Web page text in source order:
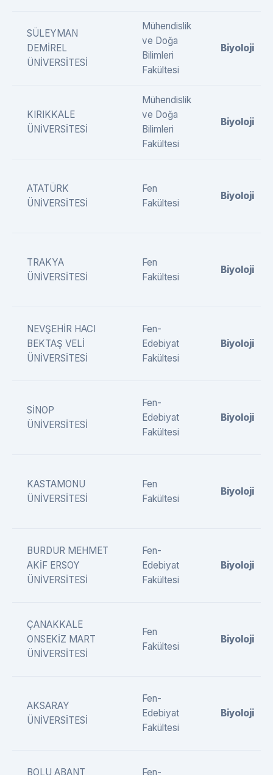
SÜLEYMAN
DEMİREL
ÜNİVERSİTESİ
Mühendislik
ve Doğa
Bilimleri
Fakültesi
Biyoloji
KIRIKKALE
ÜNİVERSİTESİ
Mühendislik
ve Doğa
Bilimleri
Fakültesi
Biyoloji
ATATÜRK
ÜNİVERSİTESİ
Fen
Fakültesi
Biyoloji
TRAKYA
ÜNİVERSİTESİ
Fen
Fakültesi
Biyoloji
NEVŞEHİR HACI
BEKTAŞ VELİ
ÜNİVERSİTESİ
Fen-
Edebiyat
Fakültesi
Biyoloji
SİNOP
ÜNİVERSİTESİ
Fen-
Edebiyat
Fakültesi
Biyoloji
KASTAMONU
ÜNİVERSİTESİ
Fen
Fakültesi
Biyoloji
BURDUR MEHMET
AKİF ERSOY
ÜNİVERSİTESİ
Fen-
Edebiyat
Fakültesi
Biyoloji
ÇANAKKALE
ONSEKİZ MART
ÜNİVERSİTESİ
Fen
Fakültesi
Biyoloji
AKSARAY
ÜNİVERSİTESİ
Fen-
Edebiyat
Fakültesi
Biyoloji
BOLU ABANT Fen-